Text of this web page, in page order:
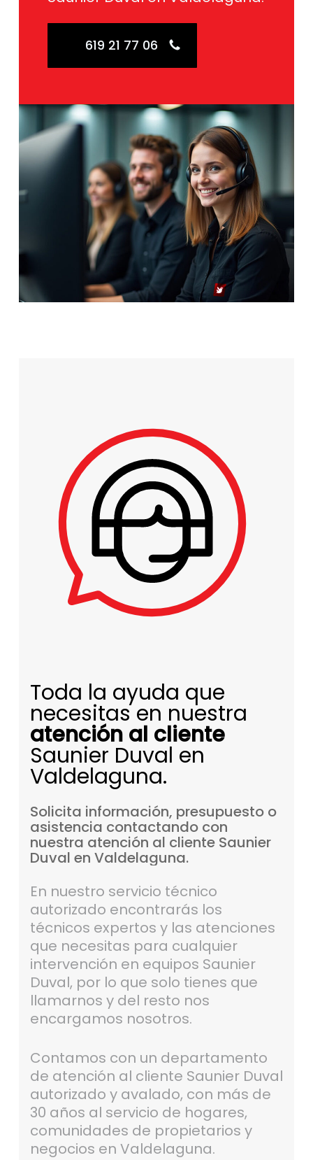
619 21 77 06
Toda la ayuda que
necesitas en nuestra
atención al cliente
Saunier Duval en
Valdelaguna.
Solicita información, presupuesto o
asistencia contactando con
nuestra atención al cliente Saunier
Duval en Valdelaguna.
En nuestro servicio técnico
autorizado encontrarás los
técnicos expertos y las atenciones
que necesitas para cualquier
intervención en equipos Saunier
Duval, por lo que solo tienes que
llamarnos y del resto nos
encargamos nosotros.
Contamos con un departamento
de atención al cliente Saunier Duval
autorizado y avalado, con más de
30 años al servicio de hogares,
comunidades de propietarios y
negocios en Valdelaguna.